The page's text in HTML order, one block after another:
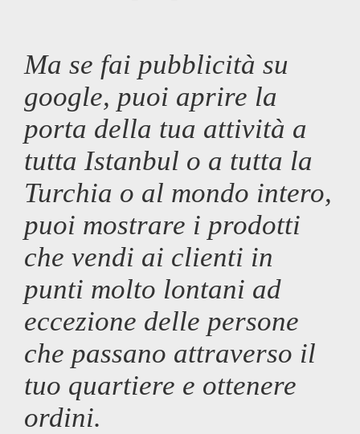
Ma se fai pubblicità su
google, puoi aprire la
porta della tua attività a
tutta Istanbul o a tutta la
Turchia o al mondo intero,
puoi mostrare i prodotti
che vendi ai clienti in
punti molto lontani ad
eccezione delle persone
che passano attraverso il
tuo quartiere e ottenere
ordini.